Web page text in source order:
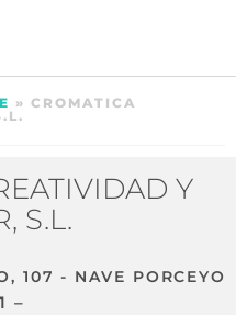
» CROMATICA
Y
S.L.
107 - NAVE PORCEYO
–